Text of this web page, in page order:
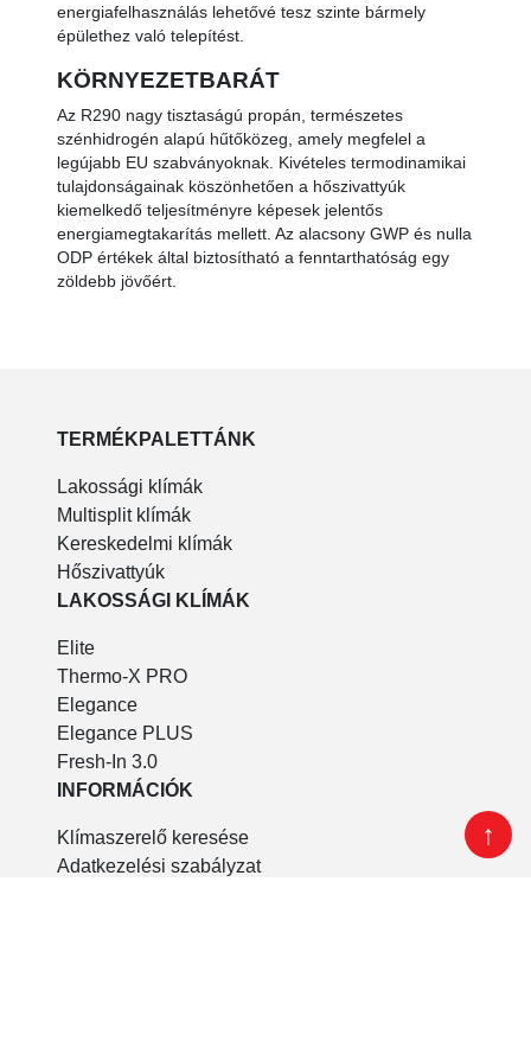
energiafelhasználás lehetővé tesz szinte bármely
épülethez való telepítést.
KÖRNYEZETBARÁT
Az R290 nagy tisztaságú propán, természetes
szénhidrogén alapú hűtőközeg, amely megfelel a
legújabb EU szabványoknak. Kivételes termodinamikai
tulajdonságainak köszönhetően a hőszivattyúk
kiemelkedő teljesítményre képesek jelentős
energiamegtakarítás mellett. Az alacsony GWP és nulla
ODP értékek által biztosítható a fenntarthatóság egy
zöldebb jövőért.
↑
TERMÉKPALETTÁNK
Lakossági klímák
Multisplit klímák
Kereskedelmi klímák
Hőszivattyúk
LAKOSSÁGI KLÍMÁK
Elite
Thermo-X PRO
Elegance
Elegance PLUS
Fresh-In 3.0
INFORMÁCIÓK
Klímaszerelő keresése
Adatkezelési szabályzat